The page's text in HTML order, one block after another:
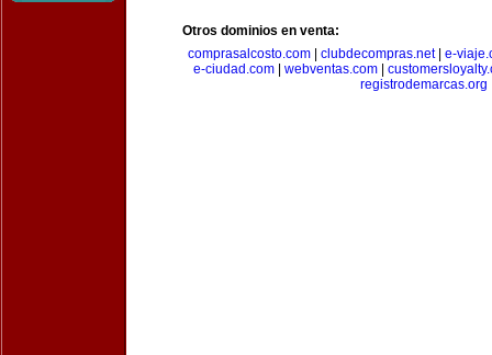
Otros dominios en venta:
comprasalcosto.com
clubdecompras.net| e-
e-ciudad.com| webventas.com|
registrodemarcas.org